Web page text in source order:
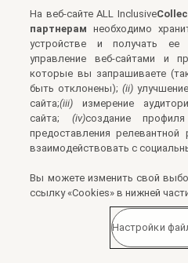
На веб-сайте ALL Inclusive
партнерам необходимо
устройстве и получать
управление веб-сайтами и
которые вы запрашиваете
быть отклонены);(ii)
сайта;(iii) измерение
сайта; (iv)создание
предоставления релевантной
взаимодействовать с
Вы можете изменить свой
ссылку «Cookies» в нижней
Настройки